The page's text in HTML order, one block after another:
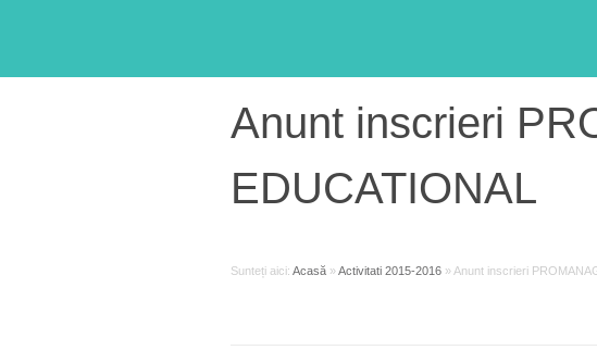
Anunt inscrieri
EDUCATIONAL
Sunteți aici: Acasă »Activitati 2015-2016 » Anunt inscrieri